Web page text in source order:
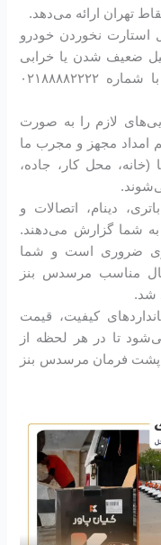
استارت نخوردن خودرو
ضعیف شدن یا خرابی
باتری رخ می‌دهد – کافی است فقط با شماره ۰۲۱۸۸۸۸۲۲۲۲
لازم را به صورت
امداد مجهز و مجرب ما
محل کار، جاده،
دینام، اتصالات و
شما گزارش می‌دهند.
ضروری است و شما
مناسب مرسدس بنز
کیفیت، قیمت
تا در هر لحظه از
پشت فرمان مرسدس بنز